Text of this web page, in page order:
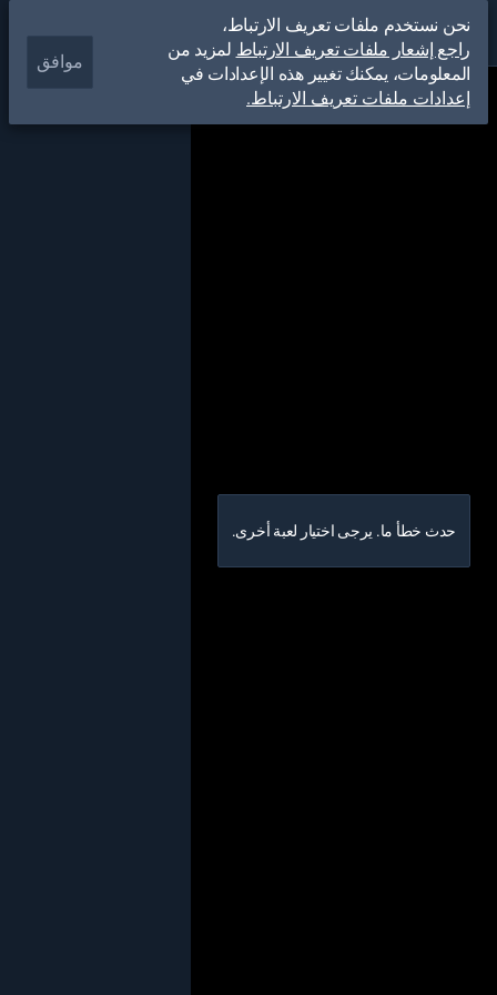
حدث خطأ ما. يرجى اختيار لعبة أخرى.
نحن نستخدم ملفات تعريف الارتباط،
راجع إشعار ملفات تعريف الارتباط لمزيد من
المعلومات، يمكنك تغيير هذه الإعدادات في
إعدادات ملفات تعريف الارتباط.
موافق